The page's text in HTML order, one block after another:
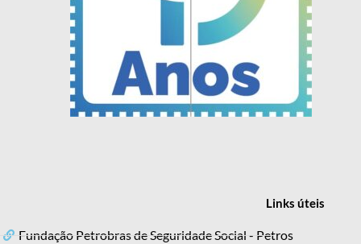
Linksúteis
Fundação Petrobras de Seguridade Social - Petros